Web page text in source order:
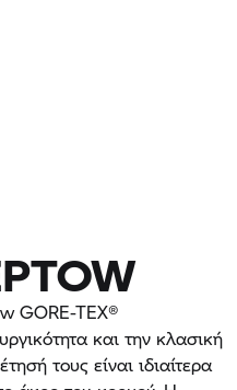
GORE-TEX®
και την κλασική
τους είναι ιδιαίτερα